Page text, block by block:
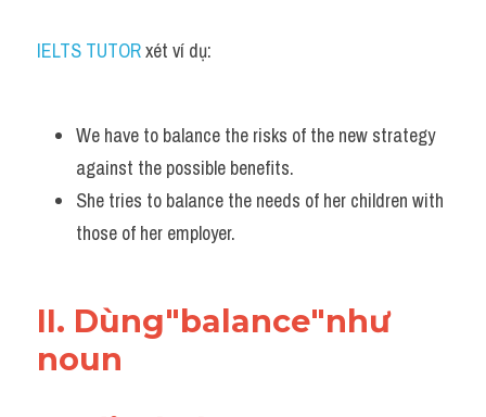
IELTS TUTOR xét ví dụ:
We have to balance the risks of the new strategy
against the possible benefits.
She tries to balance the needs of her children with
those of her employer.
II. Dùng"balance"như
noun